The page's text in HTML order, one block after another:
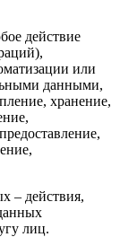
действие
или
данными,
хранение,
– действия,
лиц.